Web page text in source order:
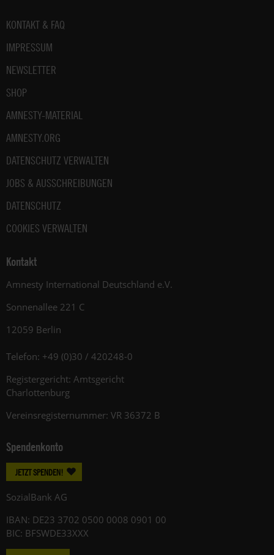
Fußbereich
KONTAKT & FAQ
IMPRESSUM
NEWSLETTER
SHOP
AMNESTY-MATERIAL
AMNESTY.ORG
DATENSCHUTZ VERWALTEN
JOBS & AUSSCHREIBUNGEN
DATENSCHUTZ
COOKIES VERWALTEN
Kontakt
Amnesty International Deutschland e.V.
Sonnenallee 221 C
12059 Berlin
Telefon: +49 (0)30 / 420248-0
Registergericht: Amtsgericht
Charlottenburg
Vereinsregisternummer: VR 36372 B
Spendenkonto
JETZT SPENDEN!
SozialBank AG
IBAN: DE23 3702 0500 0008 0901 00
BIC: BFSWDE33XXX